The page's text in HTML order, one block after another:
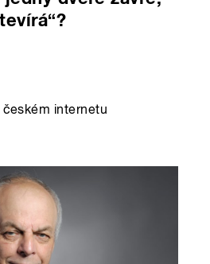
českém internetu